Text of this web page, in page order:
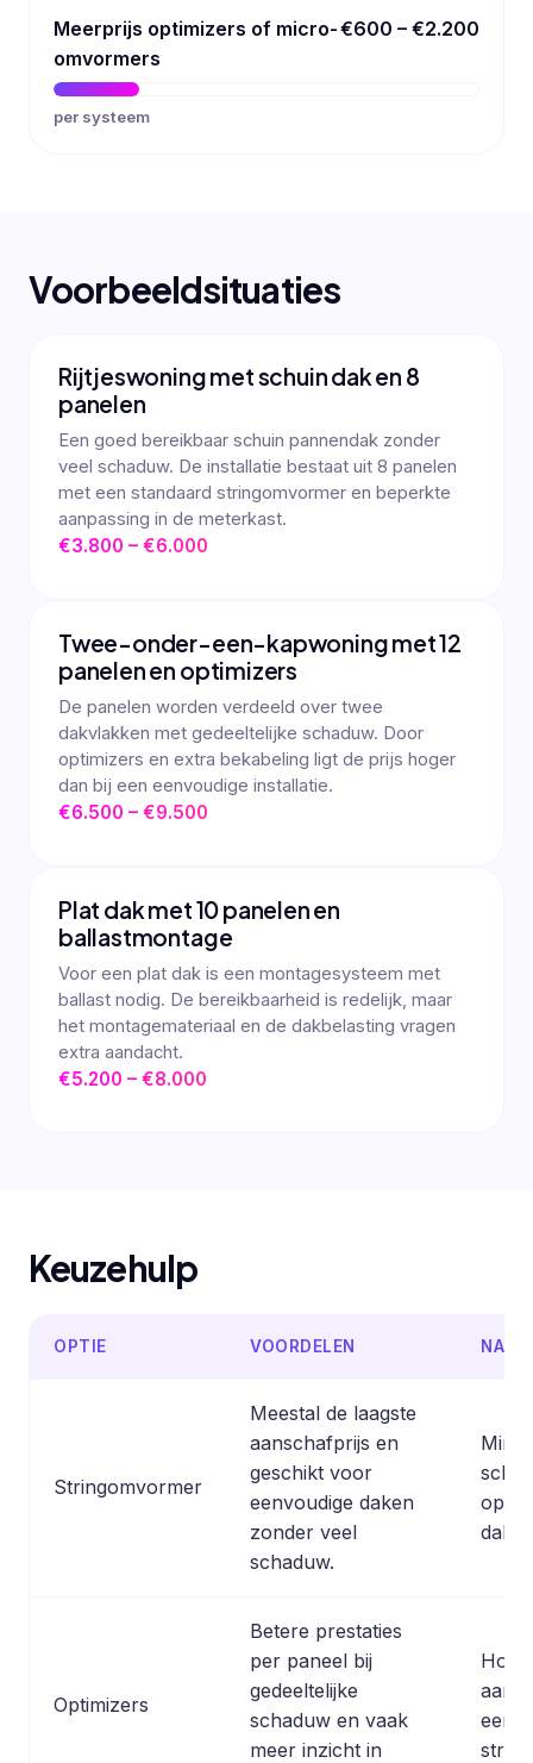
Meerprijs optimizers of micro-
omvormers
€600 – €2.200
per systeem
Voorbeeldsituaties
Rijtjeswoning met schuin dak en 8
panelen
Een goed bereikbaar schuin pannendak zonder
veel schaduw. De installatie bestaat uit 8 panelen
met een standaard stringomvormer en beperkte
aanpassing in de meterkast.
€3.800 – €6.000
Twee-onder-een-kapwoning met 12
panelen en optimizers
De panelen worden verdeeld over twee
dakvlakken met gedeeltelijke schaduw. Door
optimizers en extra bekabeling ligt de prijs hoger
dan bij een eenvoudige installatie.
€6.500 – €9.500
Plat dak met 10 panelen en
ballastmontage
Voor een plat dak is een montagesysteem met
ballast nodig. De bereikbaarheid is redelijk, maar
het montagemateriaal en de dakbelasting vragen
extra aandacht.
€5.200 – €8.000
Keuzehulp
OPTIE VOORDELEN
Stringomvormer
Meestal de laagste
aanschafprijs en
geschikt voor
eenvoudige daken
zonder veel
schaduw.
op
Optimizers
Betere prestaties
per paneel bij
gedeeltelijke
schaduw en vaak
meer inzicht in
een